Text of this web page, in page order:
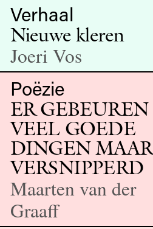
Verhaal
Nieuwe kleren
Joeri Vos
Poëzie
ER GEBEUREN
VEEL GOEDE
DINGEN MAAR
VER­SNIP­PERD
Maarten van der
Graaff